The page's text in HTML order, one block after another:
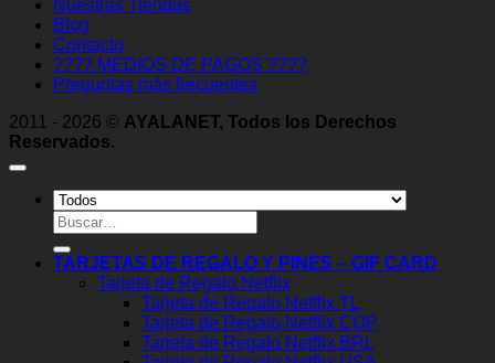
Nuestras Tiendas
Blog
Contacto
???? MEDIOS DE PAGOS ????
Preguntas más frecuentes
2011 - 2026 © AYALANET, Todos los Derechos
Reservados.
Buscar
por:
TARJETAS DE REGALO Y PINES – GIF CARD
Tarjeta de Regalo Netflix
Tarjeta de Regalo Netflix TL
Tarjeta de Regalo Netflix COP
Tarjeta de Regalo Netflix BRL